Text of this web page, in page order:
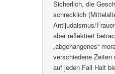
Sicherlich, die
schrecklich
Antijudaismus/
aber reflektiert
„abgehangenes“
verschiedene
auf jeden Fall Halt